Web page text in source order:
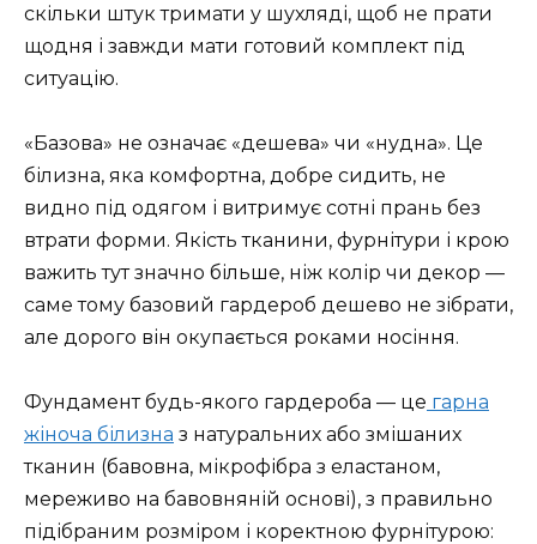
скільки штук тримати у шухляді, щоб не прати
щодня і завжди мати готовий комплект під
ситуацію.
«Базова» не означає «дешева» чи «нудна». Це
білизна, яка комфортна, добре сидить, не
видно під одягом і витримує сотні прань без
втрати форми. Якість тканини, фурнітури і крою
важить тут значно більше, ніж колір чи декор —
саме тому базовий гардероб дешево не зібрати,
але дорого він окупається роками носіння.
Фундамент будь-якого гардероба — це гарна
жіноча білизна з натуральних або змішаних
тканин (бавовна, мікрофібра з еластаном,
мереживо на бавовняній основі), з правильно
підібраним розміром і коректною фурнітурою: